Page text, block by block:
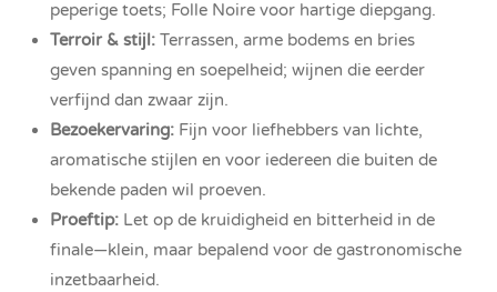
peperige toets; Folle Noire voor hartige diepgang.
Terroir & stijl: Terrassen, arme bodems en bries
geven spanning en soepelheid; wijnen die eerder
verfijnd dan zwaar zijn.
Bezoekervaring: Fijn voor liefhebbers van lichte,
aromatische stijlen en voor iedereen die buiten de
bekende paden wil proeven.
Proeftip: Let op de kruidigheid en bitterheid in de
finale—klein, maar bepalend voor de gastronomische
inzetbaarheid.